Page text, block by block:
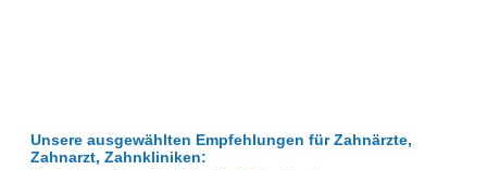
Unsere ausgewählten Empfehlungen für Zahnärzte,
Zahnarzt, Zahnkliniken: